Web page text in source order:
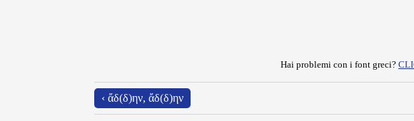
Hai problemi con i font greci?
‹ ἄδ(δ)ην, ἄδ(δ)ην